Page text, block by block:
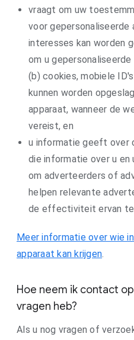
vraagt om uw
voor
interesses kan worden
om u
(b) cookies, mobiele
kunnen worden
apparaat, wanneer de
vereist, en
u informatie geeft over
die informatie over u en
om adverteerders of
helpen relevante
de effectiviteit ervan
Meer informatie over wie
apparaat kan krijgen.
Hoe neem ik contact
vragen heb?
Als u nog vragen of